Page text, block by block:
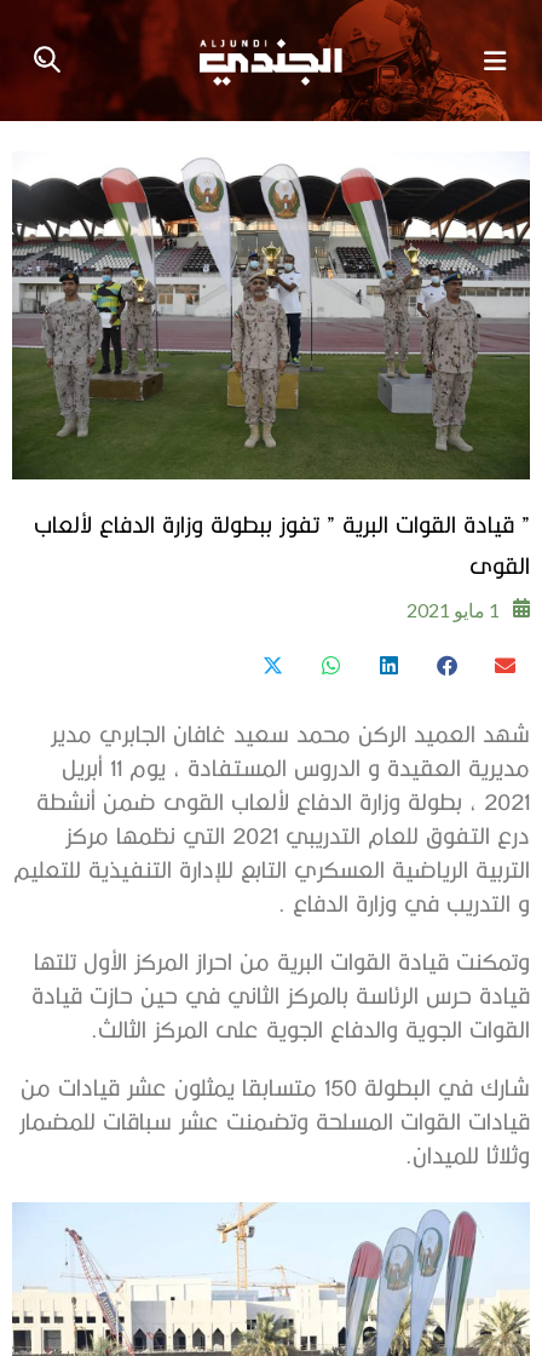
” قيادة القوات البرية ” تفوز ببطولة وزارة الدفاع لألعاب
القوى
1 مايو 2021
شهد العميد الركن محمد سعيد غافان الجابري مدير
مديرية العقيدة و الدروس المستفادة ، يوم 11 أبريل
2021 ، بطولة وزارة الدفاع لألعاب القوى ضمن أنشطة
درع التفوق للعام التدريبي 2021 التي نظمها مركز
التربية الرياضية العسكري التابع للإدارة التنفيذية للتعليم
و التدريب في وزارة الدفاع .
وتمكنت قيادة القوات البرية من احراز المركز الأول تلتها
قيادة حرس الرئاسة بالمركز الثاني في حين حازت قيادة
القوات الجوية والدفاع الجوية على المركز الثالث.
شارك في البطولة 150 متسابقا يمثلون عشر قيادات من
قيادات القوات المسلحة وتضمنت عشر سباقات للمضمار
وثلاثا للميدان.